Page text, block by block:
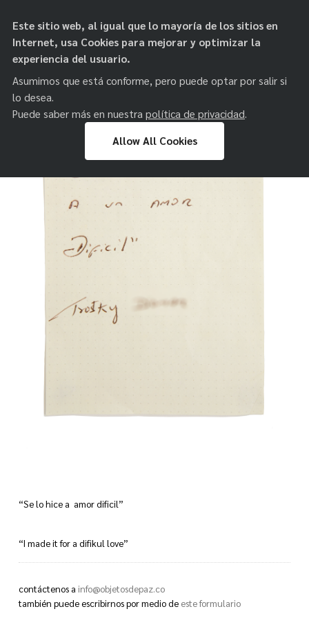
paz
“Se lo hice a amor dificil”
“I made it for a difikul love”
contáctenos a info@objetosdepaz.co
también puede escribirnos por medio de este formulario
Este sitio web, al igual que lo mayoría de los sitios en
Internet, usa Cookies para mejorar y optimizar la
experiencia del usuario.
Asumimos que está conforme, pero puede optar por salir si
lo desea.
Puede saber más en nuestra política de privacidad.
Allow All Cookies